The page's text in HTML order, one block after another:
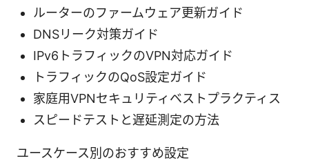
ルーターのファームウェア更新ガイド
DNSリーク対策ガイド
IPv6トラフィックのVPN対応ガイド
トラフィックのQoS設定ガイド
家庭用VPNセキュリティベストプラクティス
スピードテストと遅延測定の方法
ユースケース別のおすすめ設定